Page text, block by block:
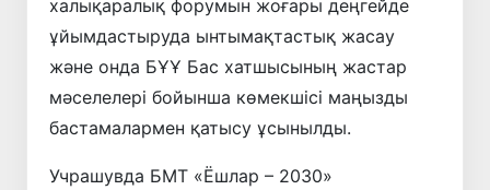
халықаралық форумын жоғары деңгейде
ұйымдастыруда ынтымақтастық жасау
және онда БҰҰ Бас хатшысының жастар
мәселелері бойынша көмекшісі маңызды
бастамалармен қатысу ұсынылды.
Учрашувда БМТ «Ёшлар – 2030»